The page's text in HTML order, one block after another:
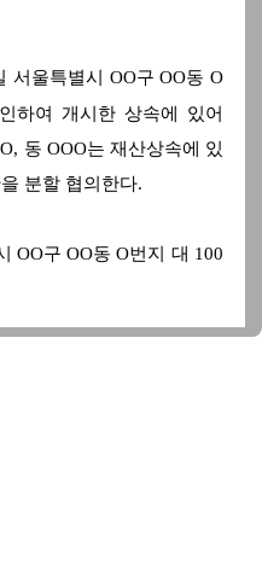
서울특별시 OO구 OO동 O
하여 개시한 상속에 있어
동 OOO는 재산상속에 있
분할 협의한다.
OO구 OO동 O번지 대 100